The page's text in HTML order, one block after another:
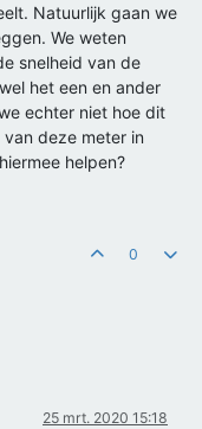
Natuurlijk gaan we
We weten
snelheid van de
het een en ander
echter niet hoe dit
deze meter in
helpen?
0
25 mrt. 2020 15:18